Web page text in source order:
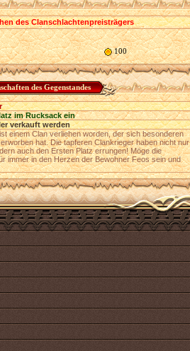
des Clanschlachtenpreisträgers
100
des Gegenstandes
im Rucksack ein
verkauft werden
einem Clan verliehen worden, der sich besonderen
hat. Die tapferen Clankrieger haben nicht nur
auch den Ersten Platz errungen! Möge die
immer in den Herzen der Bewohner Feos sein und